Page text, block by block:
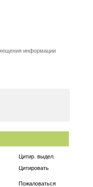
информации
Цитир. выдел.
Цитировать
Пожаловаться